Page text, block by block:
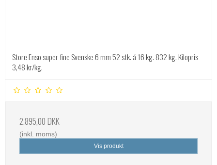
Store Enso super fine Svenske 6 mm 52 stk. á 16 kg. 832 kg. Kilopris
3,48 kr/kg.
2.895,00 DKK
(inkl. moms)
Vis produkt